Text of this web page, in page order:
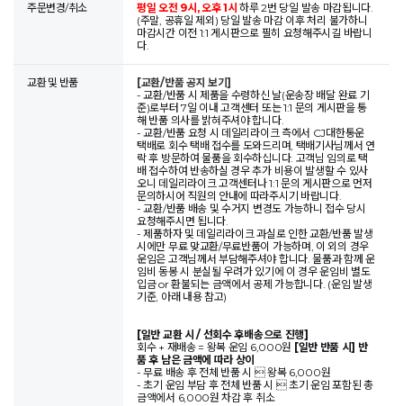
주문변경/취소 평일 오전 9시, 오후 1시하루 2번 당일 발송 마감됩니다.
(주말, 공휴일 제외) 당일 발송 마감 이후 처리 불가하니
마감시간 이전 1:1 게시판으로 필히 요청해주시길 바랍니
다.
교환 및 반품
[교환/반품 공지 보기]
- 교환/반품 시 제품을 수령하신 날(운송장 배달 완료 기
준)로부터 7일 이내 고객센터 또는 1:1 문의 게시판을 통
해 반품 의사를 밝혀주셔야 합니다.
- 교환/반품 요청 시 데일리라이크 측에서 CJ대한통운
택배로 회수 택배 접수를 도와드리며, 택배기사님께서 연
락 후 방문하여 물품을 회수하십니다. 고객님 임의로 택
배 접수하여 반송하실 경우 추가 비용이 발생할 수 있사
오니 데일리라이크 고객센터나 1:1 문의 게시판으로 먼저
문의하시어 직원의 안내에 따라주시기 바랍니다.
- 교환/반품 배송 및 수거지 변경도 가능하니 접수 당시
요청해주시면 됩니다.
- 제품하자 및 데일리라이크 과실로 인한 교환/반품 발생
시에만 무료 맞교환/무료반품이 가능하며, 이 외의 경우
운임은 고객님께서 부담해주셔야 합니다. 물품과 함께 운
임비 동봉 시 분실될 우려가 있기에 이 경우 운임비 별도
입금 or 환불되는 금액에서 공제 가능합니다. (운임 발생
기준, 아래 내용 참고)
[일반 교환 시 / 선회수 후배송으로 진행]
회수 + 재배송 = 왕복 운임 6,000원 [일반 반품 시] 반
품 후 남은 금액에 따라 상이
- 무료 배송 후 전체 반품 시  왕복 6,000원
- 초기 운임 부담 후 전체 반품 시  초기 운임 포함된 총
금액에서 6,000원 차감 후 취소